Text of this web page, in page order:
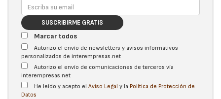
SUSCRIBIRME GRATIS
Marcar todos
Autorizo el envío de newsletters y avisos informativos
personalizados de interempresas.net
Autorizo el envío de comunicaciones de terceros vía
interempresas.net
He leído y acepto el Aviso Legal y la Política de Protección de
Datos